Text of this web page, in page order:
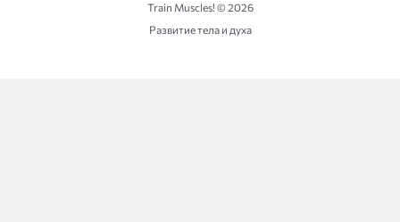
Train Muscles! ©2026
Развитие тела и духа